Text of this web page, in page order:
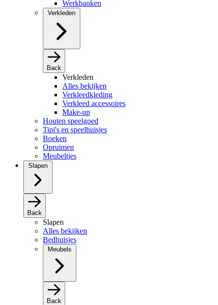
Werkbanken
Verkleden
Back
Verkleden
Alles bekijken
Verkleedkleding
Verkleed accessoires
Make-up
Houten speelgoed
Tipi's en speelhuisjes
Boeken
Opruimen
Meubeltjes
Slapen
Back
Slapen
Alles bekijken
Bedhuisjes
Meubels
Back